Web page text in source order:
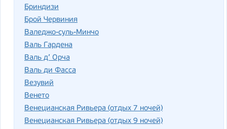
Бриндизи
Брой Червиния
Валеджо-суль-Минчо
Валь Гардена
Валь д’ Орча
Валь ди Фасса
Везувий
Венето
Венецианская Ривьера (отдых 7 ночей)
Венецианская Ривьера (отдых 9 ночей)